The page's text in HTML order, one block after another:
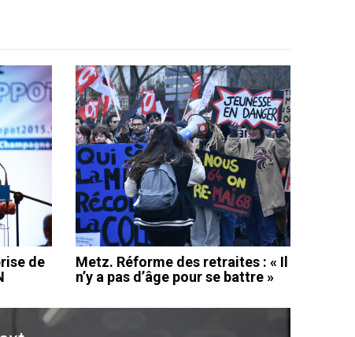
de
Metz. Réforme des retraites : « Il
n’y a pas d’âge pour se battre »